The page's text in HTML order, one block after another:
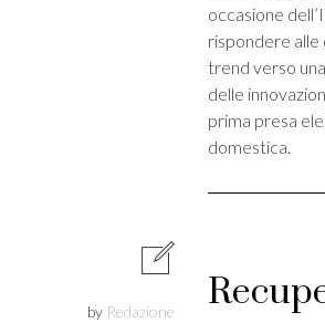
occasione
rispondere
trend verso
delle
prima presa
domestica.
by Redazione